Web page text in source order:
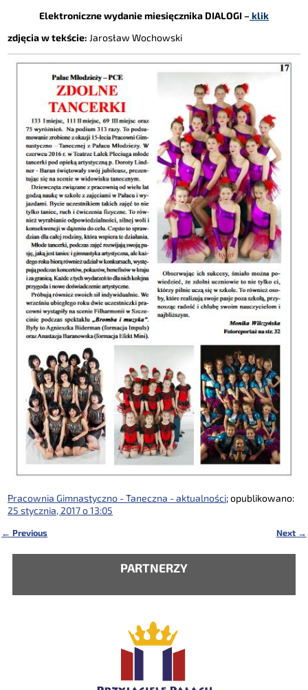
Elektroniczne wydanie miesięcznika DIALOGI – klik
zdjęcia w tekście: Jarosław Wochowski
Pracownia Gimnastyczno - Taneczna - aktualności; opublikowano:
25 stycznia, 2017 o 13:05
← Previous Next →
PARTNERZY